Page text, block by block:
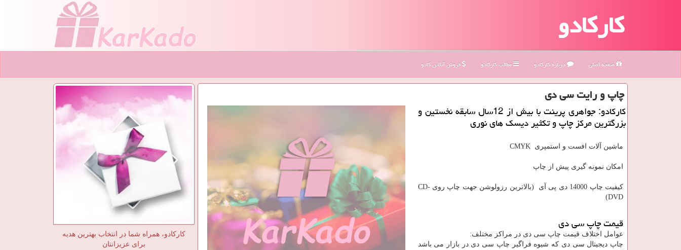
کارکادو
صفحه اصلی درباره كاركادو مطالب كاركادو فروش آنلاین کادو
چاپ و رایت سی دی
كاركادو: جواهری پرینت با بیش از 12سال سابقه نخستین و
بزرگترین مركز چاپ و تكثیر دیسك های نوری
ماشین آلات افست و استمپری CMYK
امکان نمونه گیری پیش از چاپ
کیفیت چاپ 14000 دی پی آی (بالاترین رزولوشن جهت چاپ روی CD-
DVD)
قیمت چاپ سی دی
عوامل اختلاف قیمت چاپ سی دی در مراکز مختلف:
چاپ دیجیتال سی دی که شیوه فراگیر چاپ سی دی در بازار می باشد
کارکادو، همراه شما در انتخاب بهترین هدیه
برای عزیزانتان